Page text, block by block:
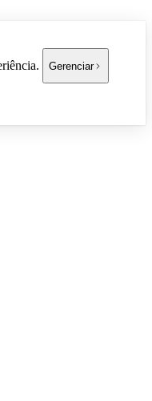
Gerenciar